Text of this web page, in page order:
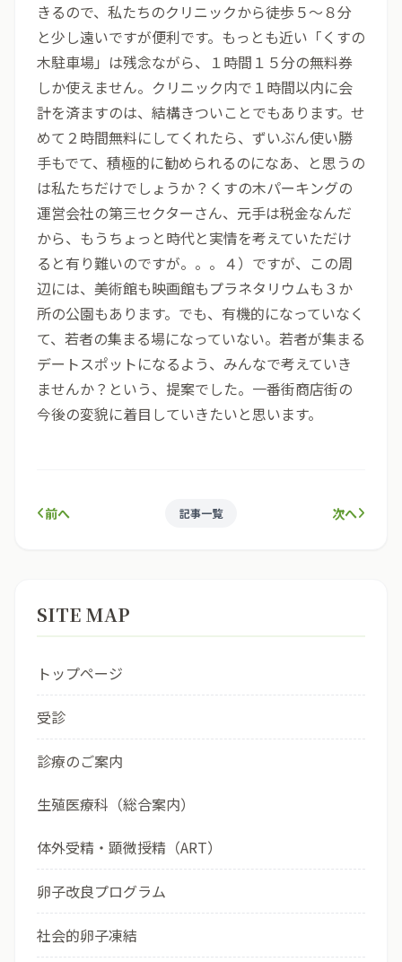
きるので、私たちのクリニックから徒歩５～８分
と少し遠いですが便利です。もっとも近い「くすの
木駐車場」は残念ながら、１時間１５分の無料券
しか使えません。クリニック内で１時間以内に会
計を済ますのは、結構きついことでもあります。せ
めて２時間無料にしてくれたら、ずいぶん使い勝
手もでて、積極的に勧められるのになあ、と思うの
は私たちだけでしょうか？くすの木パーキングの
運営会社の第三セクターさん、元手は税金なんだ
から、もうちょっと時代と実情を考えていただけ
ると有り難いのですが。。。４）ですが、この周
辺には、美術館も映画館もプラネタリウムも３か
所の公園もあります。でも、有機的になっていなく
て、若者の集まる場になっていない。若者が集まる
デートスポットになるよう、みんなで考えていき
ませんか？という、提案でした。一番街商店街の
今後の変貌に着目していきたいと思います。
前へ 記事一覧 次へ
SITE MAP
トップページ
受診
診療のご案内
生殖医療科（総合案内）
体外受精・顕微授精（ART）
卵子改良プログラム
社会的卵子凍結